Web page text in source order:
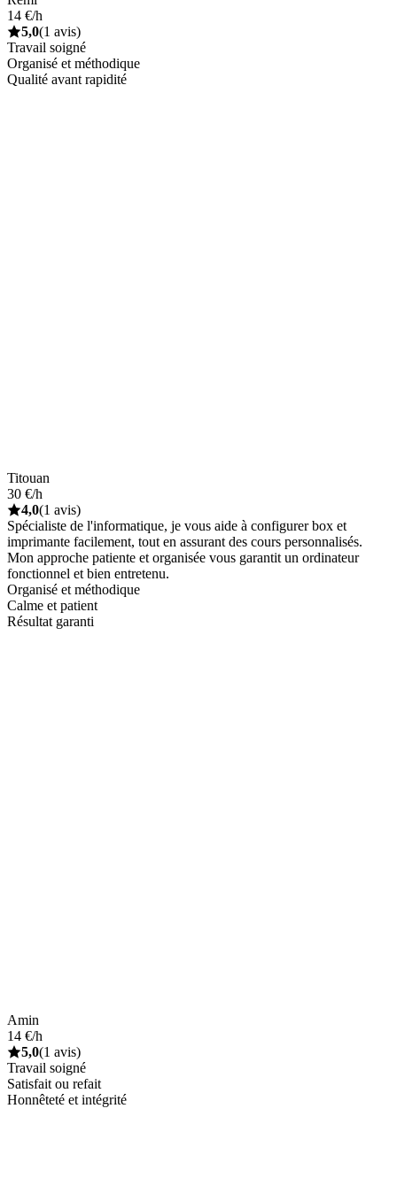
14 €/h
5,0(1 avis)
Travail soigné
Organisé et méthodique
Qualité avant rapidité
Titouan
30 €/h
4,0(1 avis)
Spécialiste de l'informatique, je vous aide à configurer box et
imprimante facilement, tout en assurant des cours personnalisés.
Mon approche patiente et organisée vous garantit un ordinateur
fonctionnel et bien entretenu.
Organisé et méthodique
Calme et patient
Résultat garanti
Amin
14 €/h
5,0(1 avis)
Travail soigné
Satisfait ou refait
Honnêteté et intégrité